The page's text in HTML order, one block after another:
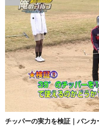
チッパーの実力を検証｜バン